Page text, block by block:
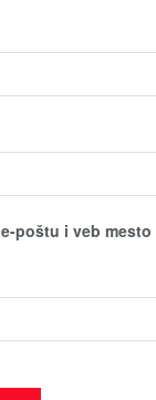
e-poštu i veb